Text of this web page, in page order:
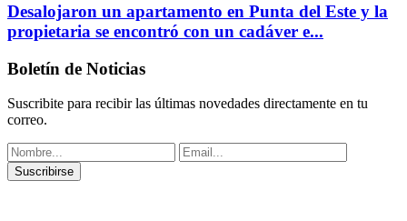
Desalojaron un apartamento en Punta del Este y la
propietaria se encontró con un cadáver e...
Boletín de Noticias
Suscribite para recibir las últimas novedades directamente en tu
correo.
Suscribirse